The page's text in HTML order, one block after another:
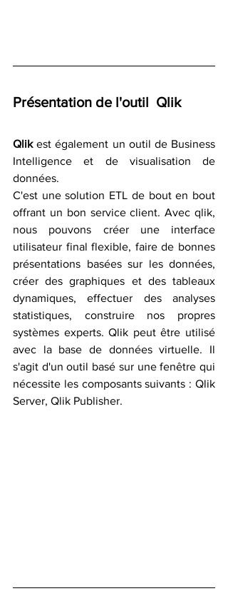
Présentation de l'outil  Qlik
Qlik est également un outil de Business
Intelligence et de visualisation de
données.
C'est une solution ETL de bout en bout
offrant un bon service client. Avec qlik,
nous pouvons créer une interface
utilisateur final flexible, faire de bonnes
présentations basées sur les données,
créer des graphiques et des tableaux
dynamiques, effectuer des analyses
statistiques, construire nos propres
systèmes experts. Qlik peut être utilisé
avec la base de données virtuelle. Il
s'agit d'un outil basé sur une fenêtre qui
nécessite les composants suivants : Qlik
Server, Qlik Publisher.